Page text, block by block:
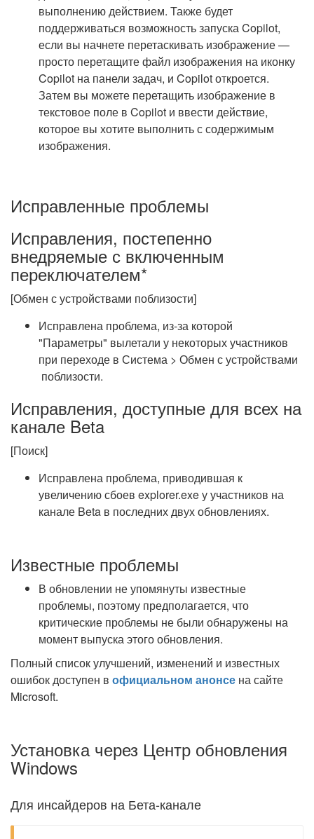
выполнению действием. Также будет
поддерживаться возможность запуска Copilot,
если вы начнете перетаскивать изображение —
просто перетащите файл изображения на иконку
Copilot на панели задач, и Copilot откроется.
Затем вы можете перетащить изображение в
текстовое поле в Copilot и ввести действие,
которое вы хотите выполнить с содержимым
изображения.
Исправленные проблемы
Исправления, постепенно
внедряемые с включенным
переключателем*
[Обмен с устройствами поблизости]
Исправлена проблема, из-за которой
"Параметры" вылетали у некоторых участников
при переходе в Система > Обмен с устройствами
поблизости.
Исправления, доступные для всех на
канале Beta
[Поиск]
Исправлена проблема, приводившая к
увеличению сбоев explorer.exe у участников на
канале Beta в последних двух обновлениях.
Известные проблемы
В обновлении не упомянуты известные
проблемы, поэтому предполагается, что
критические проблемы не были обнаружены на
момент выпуска этого обновления.
Полный список улучшений, изменений и известных
ошибок доступен в официальном анонсе на сайте
Microsoft.
Установка через Центр обновления
Windows
Для инсайдеров на Бета-канале